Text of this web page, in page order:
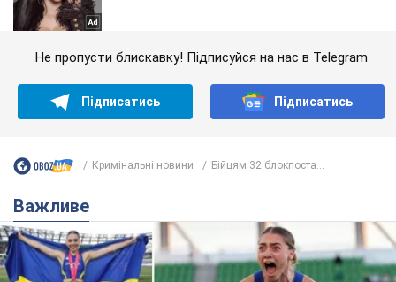
Не пропусти блискавку! Підписуйся на нас в Telegram
Підписатись Підписатись
Кримінальні новини Бійцям 32 блокпоста...
Важливе